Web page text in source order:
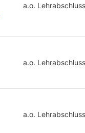
a.o. Lehrabschluss
a.o. Lehrabschluss
a.o. Lehrabschluss